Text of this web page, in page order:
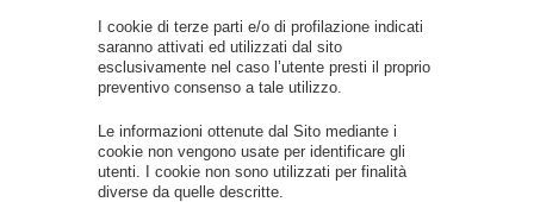
I cookie di terze parti e/o di profilazione indicati
saranno attivati ed utilizzati dal sito
esclusivamente nel caso l’utente presti il proprio
preventivo consenso a tale utilizzo.
Le informazioni ottenute dal Sito mediante i
cookie non vengono usate per identificare gli
utenti. I cookie non sono utilizzati per finalità
diverse da quelle descritte.